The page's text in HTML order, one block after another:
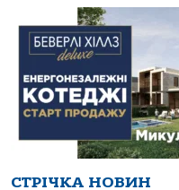
СТРІЧКА НОВИН